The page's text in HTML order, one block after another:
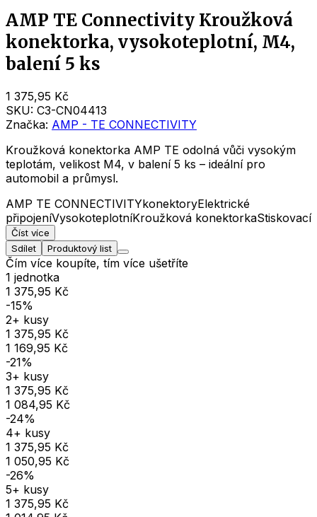
AMP TE Connectivity Kroužková
konektorka, vysokoteplotní, M4,
balení 5 ks
1 375,95 Kč
SKU: C3-CN04413
Značka: AMP - TE CONNECTIVITY
Kroužková konektorka AMP TE odolná vůči vysokým
teplotám, velikost M4, v balení 5 ks – ideální pro
automobil a průmysl.
AMP TE CONNECTIVITYkonektoryElektrické
připojeníVysokoteplotníKroužková konektorkaStiskovací
Číst více
Sdílet
Produktový list
Čím více koupíte, tím více ušetříte
1 jednotka
1 375,95 Kč
-15%
2+ kusy
1 375,95 Kč
1 169,95 Kč
-21%
3+ kusy
1 375,95 Kč
1 084,95 Kč
-24%
4+ kusy
1 375,95 Kč
1 050,95 Kč
-26%
5+ kusy
1 375,95 Kč